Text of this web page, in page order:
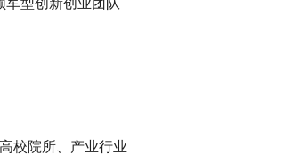
校院所、产业行业